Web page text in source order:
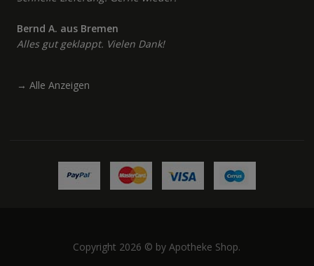
Bernd A. aus Bremen
Alles gut geklappt. Vielen Dank!
→ Alle Anzeigen
Copyright 2026 © by Apotheke Shop.